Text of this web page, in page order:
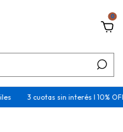
0
3 cuotas sin interés I 10% OFF